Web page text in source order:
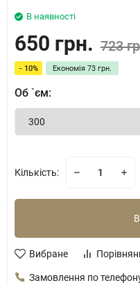
В наявності
650 грн. 723
- 10% Економія 73 грн.
Об `єм:
Кількість:
Вибране
Замовлення по